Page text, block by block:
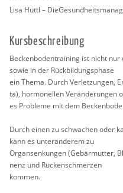
Lisa Hüttl –
Kurs­be­schrei­bung
Be­cken­bo­den­trai­ning ist nicht
sowie in der Rück­bil­dungs­pha­se
ein Thema. Durch Ver­let­zun­gen,
ta), hor­mo­nel­len Ver­än­de­run­gen
es Pro­ble­me mit dem
Durch einen zu schwa­chen oder
kann es un­terand­e­rem zu
Or­gan­sen­kun­gen (Ge­bär­mut­ter,
nenz und Rü­cken­schmer­zen
kom­men.